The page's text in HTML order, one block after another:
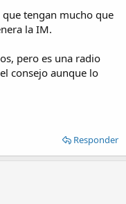
tengan mucho que
la IM.
pero es una radio
consejo aunque lo
Responder